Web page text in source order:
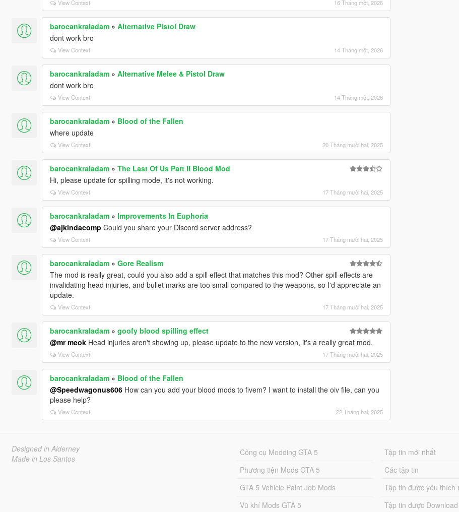
View Context 16 Tháng một, 2026
barocankraladam» Alternative Pistol Draw
dont work bro
View Context 14 Tháng một, 2026
barocankraladam» Alternative Melee & Pistol Draw
dont work bro
View Context 14 Tháng một, 2026
barocankraladam» Blood of the Fallen
where update
View Context 20 Tháng mười hai, 2025
barocankraladam» The Last Of Us Part II Blood Mod
Hi, please update for spilling mode, it's not working.
View Context 17 Tháng mười hai, 2025
barocankraladam» Improvements In Euphoria
@ajkindacomp Could you share your Discord server address?
View Context 17 Tháng mười hai, 2025
barocankraladam» Gore Realism
The mod is really great, could you also add a spill effect that matches this mod? Other spill effects are
invalidating head injuries, and bullet marks are too small compared to the weapons, so I'd appreciate an
update.
View Context 17 Tháng mười hai, 2025
barocankraladam» goofy blood spilling effect
@mr meokHead injuries aren't showing up, please update to the new version, it's a really great mod.
View Context 17 Tháng mười hai, 2025
barocankraladam» Blood of the Fallen
@Speedwagonus606How can you add your blood mods to fivem? I want to install the oiv file, can you
please help?
View Context 22 Tháng hai, 2025
Designed in Alderney
Made in Los Santos
Công cụ Modding GTA 5
Phương tiện Mods GTA 5
GTA 5 Vehicle Paint Job Mods
Vũ khí Mods GTA 5
Tập tin mới nhất
Các tập tin
Tập tin được yêu thích
Tập tin được